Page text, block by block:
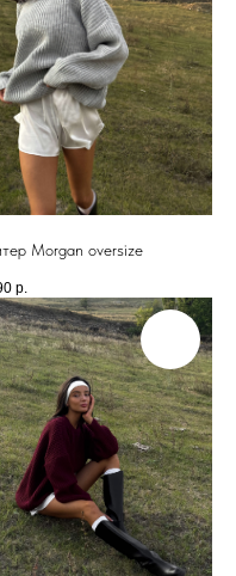
Morgan oversize
р.